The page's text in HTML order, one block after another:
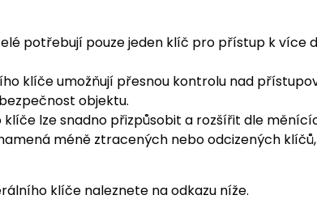
potřebují pouze jeden klíč pro přístup k více
klíče umožňují přesnou kontrolu nad
objektu.
klíče lze snadno přizpůsobit a rozšířit dle
méně ztracených nebo odcizených
klíče naleznete na odkazu níže.